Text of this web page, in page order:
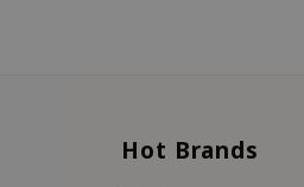
Hot Brands